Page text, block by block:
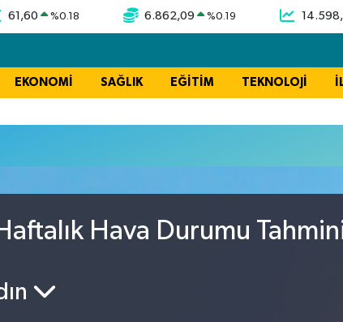
61,60 %0.18 6.862,09 %0.19
EKONOMİ SAĞLIK EĞİTİM TEKNOLOJİ
Hava Durumu